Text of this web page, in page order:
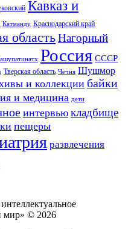
Кавказ и
Катманду Краснодарский край
областьНагорный
Россия СССР
Тверская область Чечня Шушмор
и коллекции байки
и медицина дети
интервью кладбище
пещеры
развлечения
мир» © 2026